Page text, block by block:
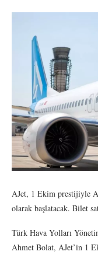
AJet, 1 Ekim prestijiyle
olarak başlatacak. Bilet
Türk Hava Yolları
Ahmet Bolat, AJet’in 1